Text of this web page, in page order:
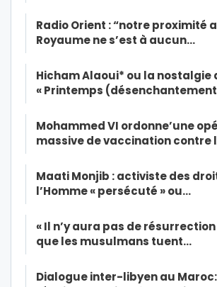
Radio Orient : “notre proximité
Royaume ne s’est à aucun…
Hicham Alaoui* ou la nostalgie
« Printemps
Mohammed VI ordonne’une
massive de vaccination contre
Maati Monjib : activiste des
l’Homme « persécuté » ou…
« Il n’y aura pas de
que les musulmans tuent…
Dialogue inter-libyen au